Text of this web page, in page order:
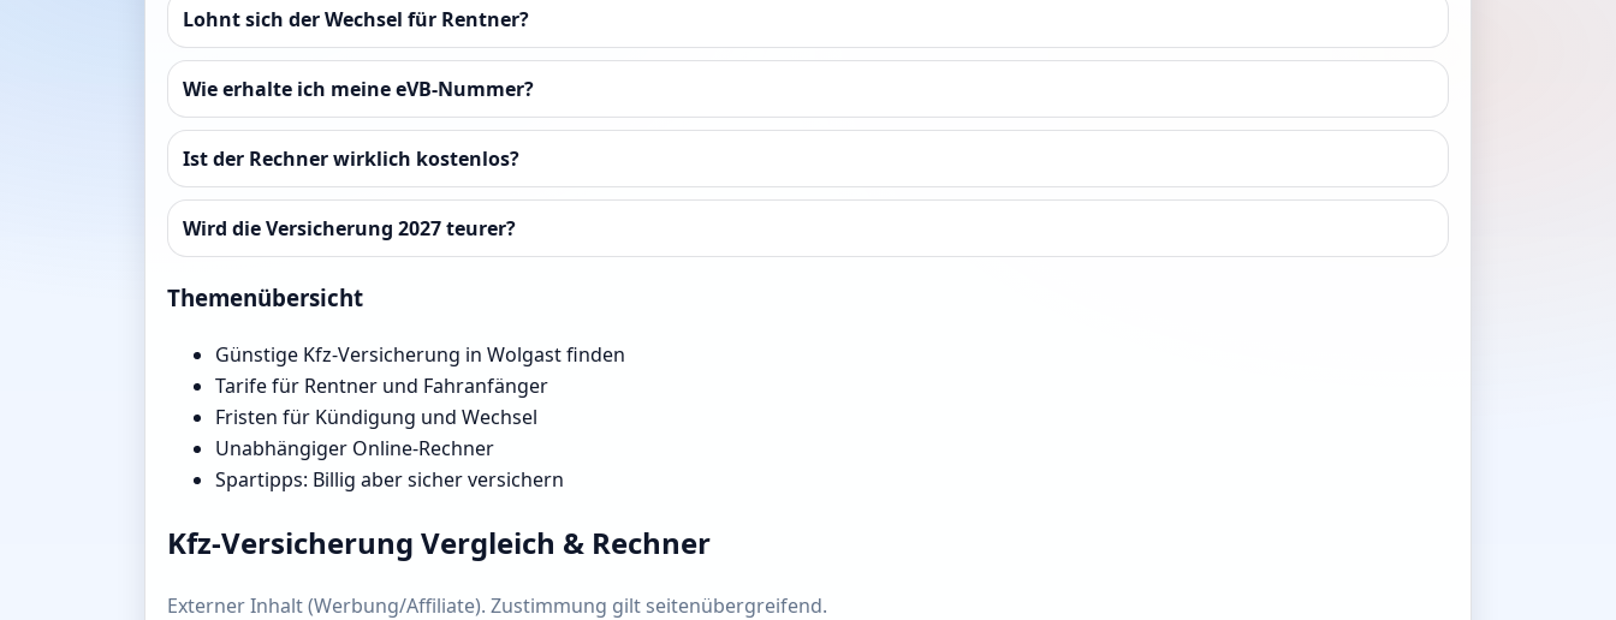
Lohnt sich der Wechsel für Rentner?
Wie erhalte ich meine eVB-Nummer?
Ist der Rechner wirklich kostenlos?
Wird die Versicherung 2027 teurer?
Themenübersicht
Günstige Kfz-Versicherung in Wolgast finden
Tarife für Rentner und Fahranfänger
Fristen für Kündigung und Wechsel
Unabhängiger Online-Rechner
Spartipps: Billig aber sicher versichern
Kfz-Versicherung Vergleich & Rechner
Externer Inhalt (Werbung/Affiliate). Zustimmung gilt seitenübergreifend.